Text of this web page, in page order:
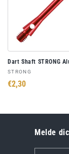
Dart Shaft STRONG
Anbieter:
STRONG
Normaler
€2,30
Melde